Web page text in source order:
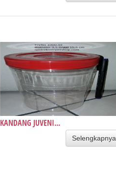
KANDANG JUVENI...
Selengkapnya